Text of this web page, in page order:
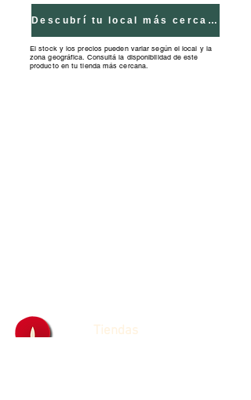
Descubrí tu local más cercano
El stock y los precios pueden variar según el local y la
zona geográfica. Consultá la disponibilidad de este
producto en tu tienda más cercana.
Tiendas